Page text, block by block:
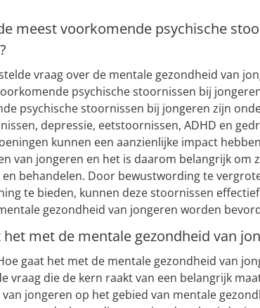
meest voorkomende psychische
vraag over de mentale gezondheid van
psychische stoornissen bij
psychische stoornissen bij jongeren zijn
depressie, eetstoornissen, ADHD en
kunnen een aanzienlijke impact
van jongeren en het is daarom belangrijk om
behandelen. Door bewustwording te
te bieden, kunnen deze stoornissen
gezondheid van jongeren worden
het met de mentale gezondheid van
gaat het met de mentale gezondheid van
vraag die de kern raakt van een belangrijk
jongeren op het gebied van mentale